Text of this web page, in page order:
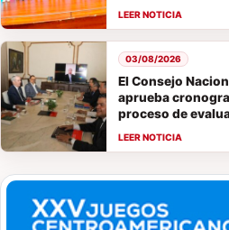
El Consejo
aprueba
proceso de
03/08/2026